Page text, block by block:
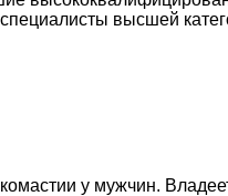
высшей
у мужчин.